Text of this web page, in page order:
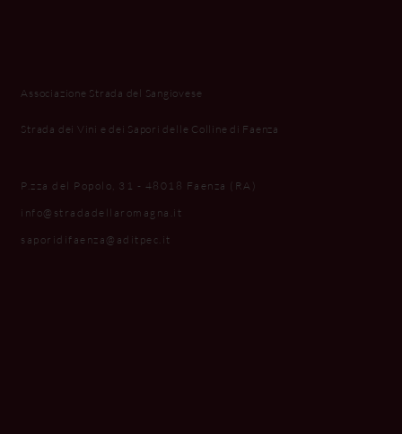
Associazione Strada del Sangiovese
Strada dei Vini e dei Sapori delle Colline di Faenza
P.zza del Popolo, 31 - 48018 Faenza (RA)
info@stradadellaromagna.it
saporidifaenza@aditpec.it